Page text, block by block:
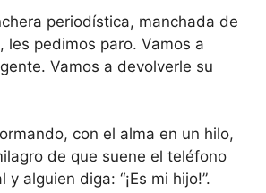
periodística, manchada de
les pedimos paro. Vamos a
Vamos a devolverle su
con el alma en un hilo,
de que suene el teléfono
alguien diga: “¡Es mi hijo!”.